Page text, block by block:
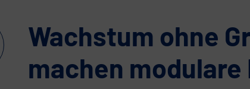
Wachstum ohne
machen modulare